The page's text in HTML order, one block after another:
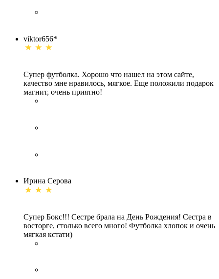
viktor656*
Супер футболка. Хорошо что нашел на этом сайте,
качество мне нравилось, мягкое. Еще положили подарок
магнит, очень приятно!
Ирина Серова
Супер Бокс!!! Сестре брала на День Рождения! Сестра в
восторге, столько всего много! Футболка хлопок и очень
мягкая кстати)